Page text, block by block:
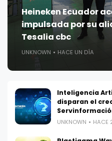
Heineken Ecuador
impulsada por su
Tesalia cbc
UNKNOWN HACE UN DÍA
Inteligencia
disparan el
UNKNOWN HACE